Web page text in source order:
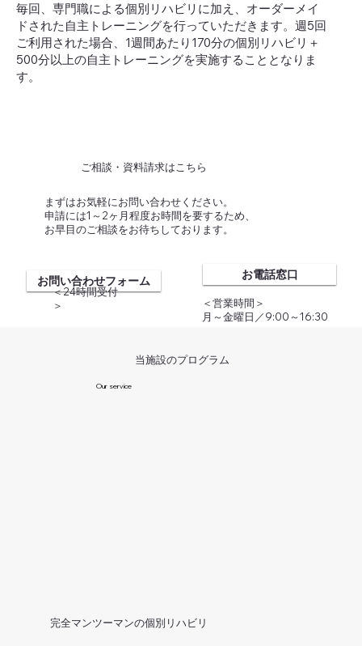
毎回、専門職による個別リハビリに加え、オーダーメイ
ドされた自主トレーニングを行っていただきます。週5回
ご利用された場合、1週間あたり170分の個別リハビリ＋
500分以上の自主トレーニングを実施することとなりま
す。
当施設のプログラム
Our service
ご相談・資料請求はこちら
まずはお気軽にお問い合わせください。
​申請には1～2ヶ月程度お時間を要するため、
お早目のご相談をお待ちしております。
お問い合わせフォーム お電話窓口
＜営業時間＞
月～金曜日／9:00～16:30
​＜24時間受付
＞
​完全マンツーマンの個別リハビリ